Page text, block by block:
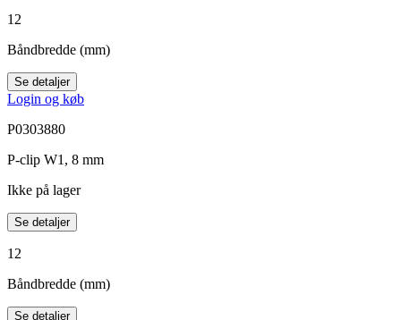
12
Båndbredde (mm)
Se detaljer
Login og køb
P0303880
P-clip W1, 8 mm
Ikke på lager
Se detaljer
12
Båndbredde (mm)
Se detaljer